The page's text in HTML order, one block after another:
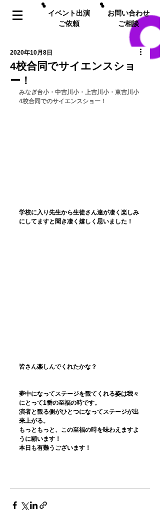
イベント出演
ご依頼
お問い合わせ
ご相談
4校合同でサイエンスショ
ー！
2020年10月8日
みなぎ台小・中吉川小・上吉川小・東吉川小
4校合同でのサイエンスショー！
学校に入り先生から生徒さん達が凄く楽しみ
にしてますと聞き凄く嬉しく思いました！
皆さん楽しんでくれたかな？
夢中になってステージを観てくれる姿は我々
にとって1番の至福の時です。
演者と観る側がひとつになってステージが出
来上がる。
もっともっと、この至福の時を味わえますよ
うに願います！
本日も有難うございます！